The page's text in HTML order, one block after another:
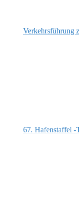
Verkehrsführung
67. Hafenstaffel -